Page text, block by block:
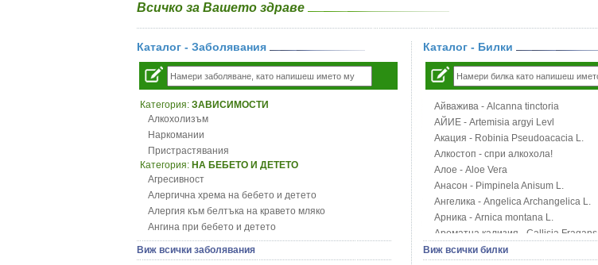
Всичко за Вашето здраве
Каталог - Заболявания
Категория: ЗАВИСИМОСТИ
Алкохолизъм
Наркомании
Пристрастявания
Категория: НА БЕБЕТО И ДЕТЕТО
Агресивност
Алергична хрема на бебето и детето
Алергия към белтъка на кравето мляко
Ангина при бебето и детето
Анемия при бебето и детето
Апетит - пълни деца
Виж всички заболявания
Каталог - Билки
Айважива - Alcanna tinctoria
АЙИЕ - Artemisia argyi Levl
Акация - Robinia Pseudoacacia L.
Алкостоп - спри алкохола!
Алое - Aloe Vera
Анасон - Pimpinela Anisum L.
Ангелика - Angelica Archangelica L.
Арника - Arnica montana L.
Ароматна кализия - Callisia Fragans
Арония - Sorbus melanocorpa
Виж всички билки